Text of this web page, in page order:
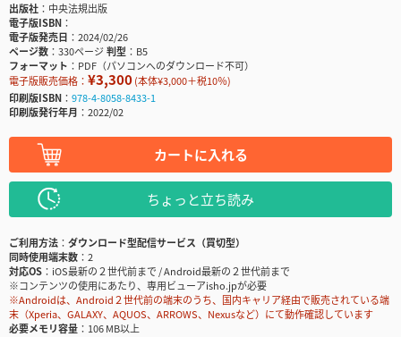
出版社
中央法規出版
電子版ISBN
電子版発売日
2024/02/26
ページ数
330ページ判型
B5
フォーマット
PDF（パソコンへのダウンロード不可）
電子版販売価格： ¥3,300(本体¥3,000＋税10％)
印刷版ISBN
978-4-8058-8433-1
印刷版発行年月
2022/02
カートに入れる
ちょっと立ち読み
ご利用方法
ダウンロード型配信サービス（買切型）
同時使用端末数
2
対応OS
iOS最新の２世代前まで / Android最新の２世代前まで
※コンテンツの使用にあたり、専用ビューアisho.jpが必要
※Androidは、Android２世代前の端末のうち、国内キャリア経由で販売されている端
末（Xperia、GALAXY、AQUOS、ARROWS、Nexusなど）にて動作確認しています
必要メモリ容量
106 MB以上